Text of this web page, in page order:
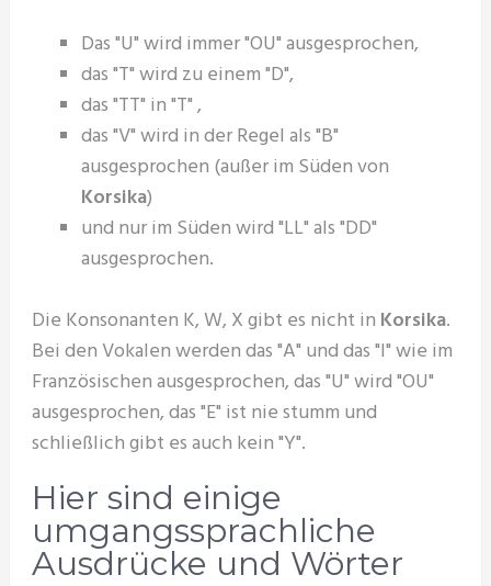
Das "U" wird immer "OU" ausgesprochen,
das "T" wird zu einem "D",
das "TT" in "T" ,
das "V" wird in der Regel als "B"
ausgesprochen (außer im Süden von
Korsika)
und nur im Süden wird "LL" als "DD"
ausgesprochen.
Die Konsonanten K, W, X gibt es nicht in Korsika.
Bei den Vokalen werden das "A" und das "I" wie im
Französischen ausgesprochen, das "U" wird "OU"
ausgesprochen, das "E" ist nie stumm und
schließlich gibt es auch kein "Y".
Hier sind einige
umgangssprachliche
Ausdrücke und Wörter